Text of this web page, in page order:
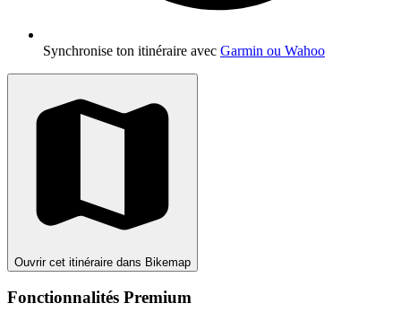
Synchronise ton itinéraire avec Garmin ou Wahoo
Ouvrir cet itinéraire dans Bikemap
Fonctionnalités Premium